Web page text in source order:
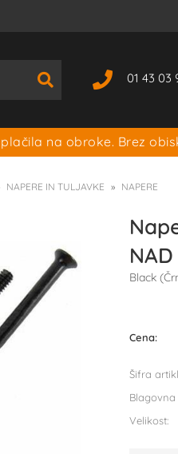
01 43 03
na obroke. Brez
NAPERE IN TULJAVKE NAPERE
NAD
Black
Cena:
Šifra
Velikost: